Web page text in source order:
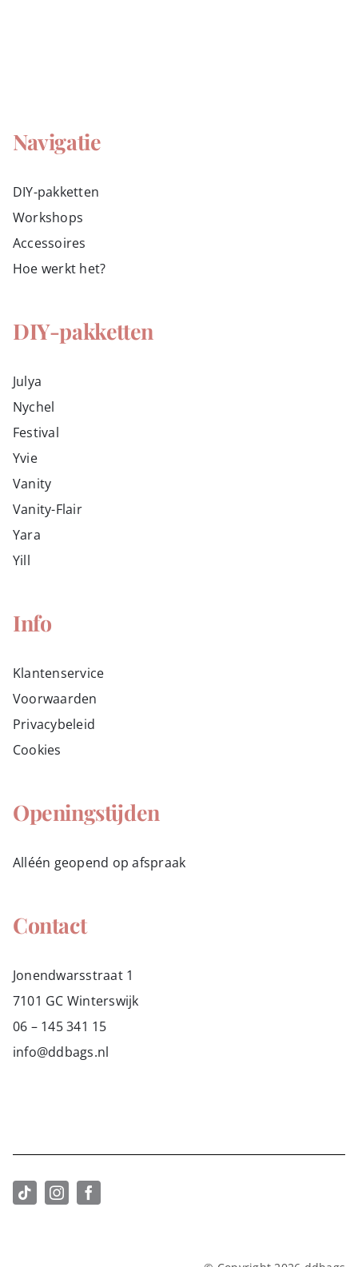
Navigatie
DIY-pakketten
Workshops
Accessoires
Hoe werkt het?
DIY-pakketten
Julya
Nychel
Festival
Yvie
Vanity
Vanity-Flair
Yara
Yill
Info
Klantenservice
Voorwaarden
Privacybeleid
Cookies
Openingstijden
Alléén geopend op afspraak
Contact
Jonendwarsstraat 1
7101 GC Winterswijk
06 – 145 341 15
info@ddbags.nl